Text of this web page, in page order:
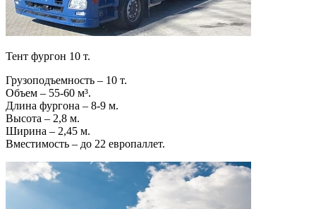
Тент фургон 10 т.
Грузоподъемность – 10 т.
Объем – 55-60 м³.
Длина фургона – 8-9 м.
Высота – 2,8 м.
Ширина – 2,45 м.
Вместимость – до 22 европаллет.